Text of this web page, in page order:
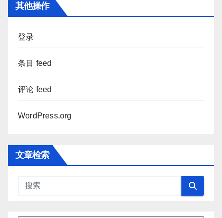
其他操作
登录
条目 feed
评论 feed
WordPress.org
文章检索